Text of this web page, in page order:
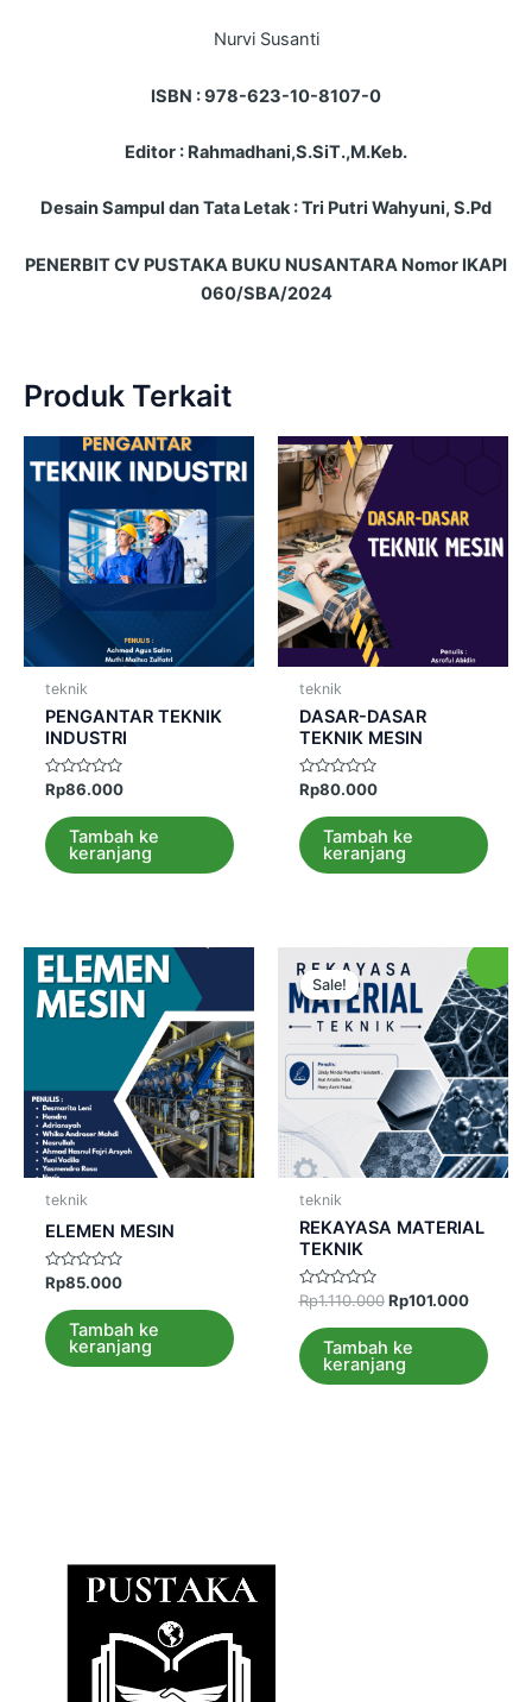
Nurvi Susanti
ISBN : 978-623-10-8107-0
Editor : Rahmadhani,S.SiT.,M.Keb.
Desain Sampul dan Tata Letak : Tri Putri Wahyuni, S.Pd
PENERBIT CV PUSTAKA BUKU NUSANTARA Nomor IKAPI
060/SBA/2024
Produk Terkait
teknik
PENGANTAR TEKNIK
INDUSTRI
Dinilai
dari
5
Rp86.000
Tambah ke
keranjang
teknik
DASAR-DASAR
TEKNIK MESIN
Dinilai
dari
5
Rp80.000
Tambah ke
keranjang
teknik
ELEMEN MESIN
Dinilai
dari
5
Rp85.000
Tambah ke
keranjang
Sale!
Sale!
teknik
REKAYASA MATERIAL
TEKNIK
Dinilai
dari
5
Rp1.110.000 Rp101.000
Tambah ke
keranjang